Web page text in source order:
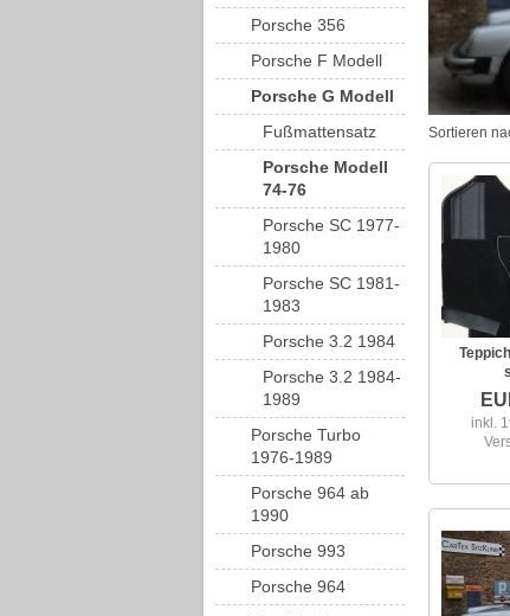
Porsche 356
Porsche F Modell
Porsche G Modell
Fußmattensatz
Porsche Modell
74-76
Porsche SC 1977-
1980
Porsche SC 1981-
1983
Porsche 3.2 1984
Porsche 3.2 1984-
1989
Porsche Turbo
1976-1989
Porsche 964 ab
1990
Porsche 993
Porsche 964
Sortieren
inkl.